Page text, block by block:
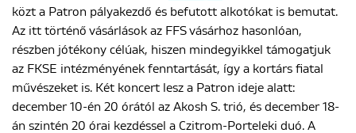
közt a Patron pályakezdő és befutott alkotókat is bemutat.
Az itt történő vásárlások az FFS vásárhoz hasonlóan,
részben jótékony célúak, hiszen mindegyikkel támogatjuk
az FKSE intézményének fenntartását, így a kortárs fiatal
művészeket is. Két koncert lesz a Patron ideje alatt:
december 10-én 20 órától az Akosh S. trió, és december 18-
án szintén 20 órai kezdéssel a Czitrom-Porteleki duó. A